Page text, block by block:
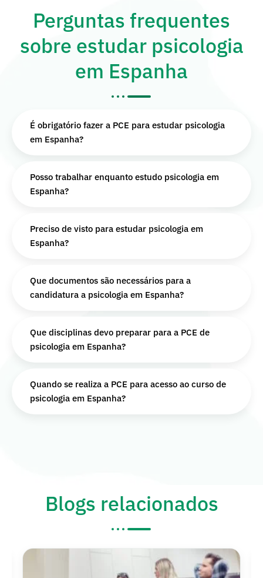
Perguntas frequentes
sobre estudar psicologia
em Espanha
É obrigatório fazer a PCE para estudar psicologia
em Espanha?
Posso trabalhar enquanto estudo psicologia em
Espanha?
Preciso de visto para estudar psicologia em
Espanha?
Que documentos são necessários para a
candidatura a psicologia em Espanha?
Que disciplinas devo preparar para a PCE de
psicologia em Espanha?
Quando se realiza a PCE para acesso ao curso de
psicologia em Espanha?
Blogs relacionados